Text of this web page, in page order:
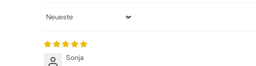
Sort by
Sonja